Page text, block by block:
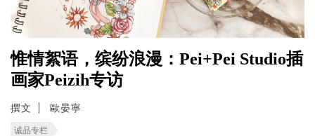
惟情絮语，缤纷浪漫：Pei+Pei Studio插
画家Peizih专访
撰文 歐晏寧
诚品专栏